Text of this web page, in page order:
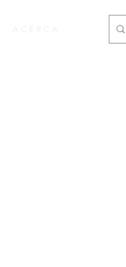
A C E R C A